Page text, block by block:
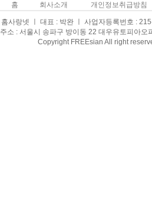
홈 회사소개 개인정보취급방침
홈사랑넷 ㅣ 대표 : 박완 ㅣ 사업자등록번호 :
주소 : 서울시 송파구 방이동 22 대우유토피아
Copyright FREEsian All right